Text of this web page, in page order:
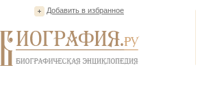
Добавить в избранное